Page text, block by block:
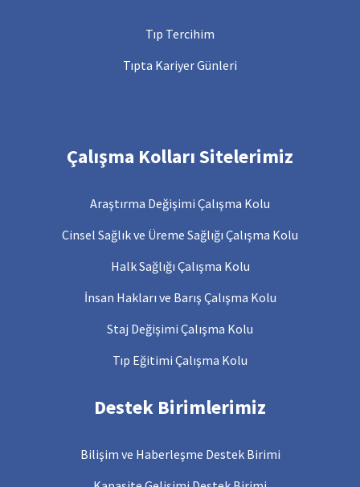
Tıp Tercihim
Tıpta Kariyer Günleri
Çalışma Kolları Sitelerimiz
Araştırma Değişimi Çalışma Kolu
Cinsel Sağlık ve Üreme Sağlığı Çalışma Kolu
Halk Sağlığı Çalışma Kolu
İnsan Hakları ve Barış Çalışma Kolu
Staj Değişimi Çalışma Kolu
Tıp Eğitimi Çalışma Kolu
Destek Birimlerimiz
Bilişim ve Haberleşme Destek Birimi